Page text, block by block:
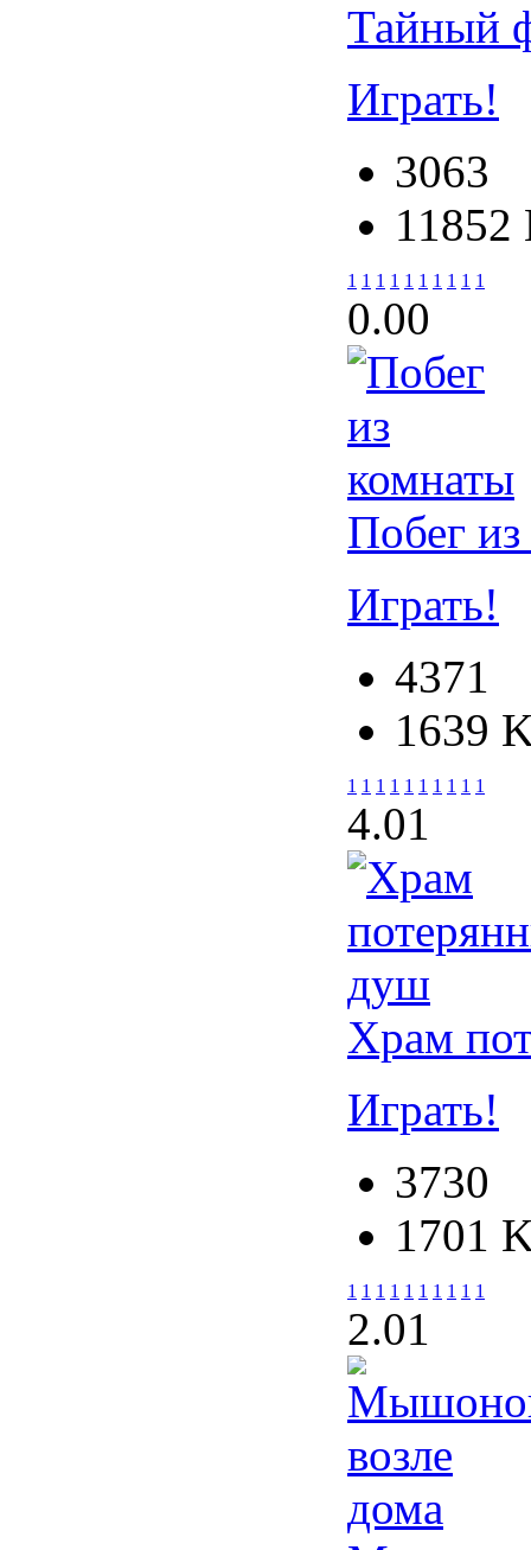
Тайный
Играть!
3063
11852
1 1 1 1 1 1 1 1 1 1
0.00
Побег
Играть!
4371
1639
1 1 1 1 1 1 1 1 1 1
4.01
Храм
Играть!
3730
1701
1 1 1 1 1 1 1 1 1 1
2.01